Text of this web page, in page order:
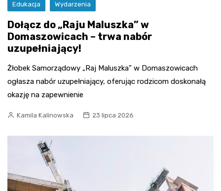
Edukacja Wydarzenia
Dołącz do „Raju Maluszka” w
Domaszowicach – trwa nabór
uzupełniający!
Żłobek Samorządowy „Raj Maluszka” w Domaszowicach
ogłasza nabór uzupełniający, oferując rodzicom doskonałą
okazję na zapewnienie
Kamila Kalinowska 23 lipca 2026